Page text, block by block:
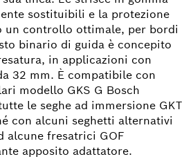
sostituibili e la protezione
un controllo ottimale, per bordi
binario di guida è concepito
in applicazioni con
32 mm. È compatibile con
modello GKS G Bosch
le seghe ad immersione GKT
con alcuni seghetti alternativi
alcune fresatrici GOF
apposito adattatore.